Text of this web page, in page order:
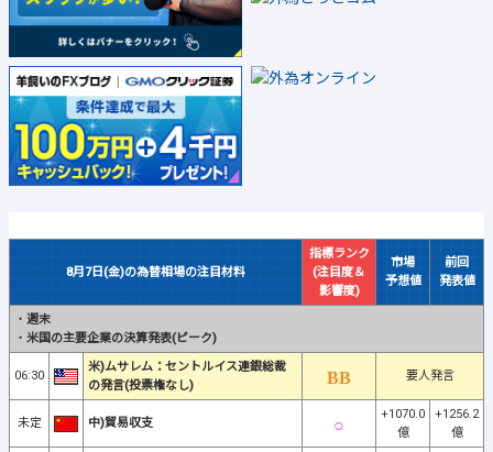
8月7日(金)の為替相場の注目材料
指標ランク
(注目度＆
影響度)
市場
予想値
前回
発表値
・ 週末
・ 米国の主要企業の決算発表(ピーク)
06:30
米)ムサレム：セントルイス連銀総裁
の発言(投票権なし)
要人発言
未定 中)貿易収支
+1070.0
億
+1256.2
億